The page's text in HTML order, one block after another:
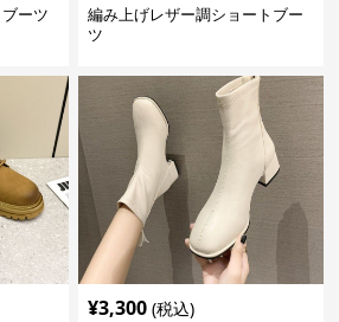
ーツ
編み上げレザー調ショートブー
ツ
¥3,300 (税込)